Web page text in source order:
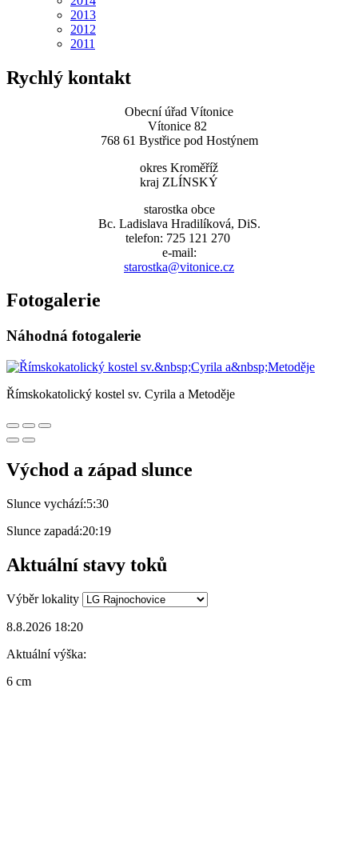
2013
2012
2011
Rychlý kontakt
Obecní úřad Vítonice
Vítonice 82
768 61 Bystřice pod Hostýnem
okres Kroměříž
kraj ZLÍNSKÝ
starostka obce
Bc. Ladislava Hradilíková, DiS.
telefon: 725 121 270
e-mail:
starostka@vitonice.cz
Fotogalerie
Náhodná fotogalerie
Římskokatolický kostel sv. Cyrila a Metoděje
Východ a západ slunce
Slunce vychází:5:30
Slunce zapadá:20:19
Aktuální stavy toků
Výběr lokality
8.8.2026 18:20
Aktuální výška:
6 cm